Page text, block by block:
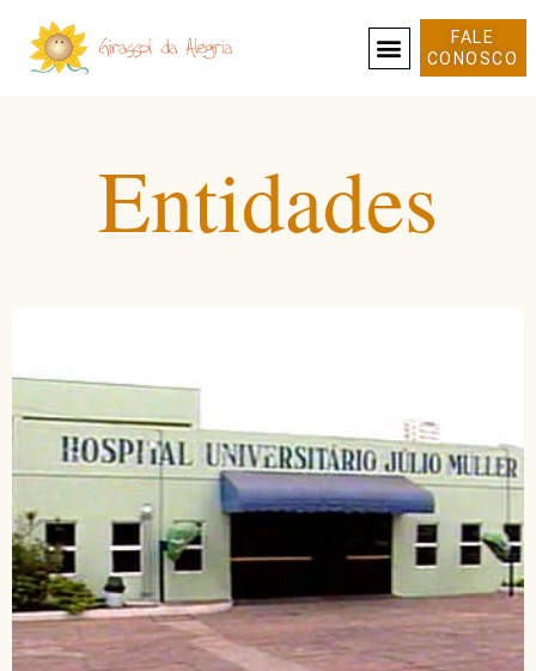
FALE
CONOSCO
Entidades